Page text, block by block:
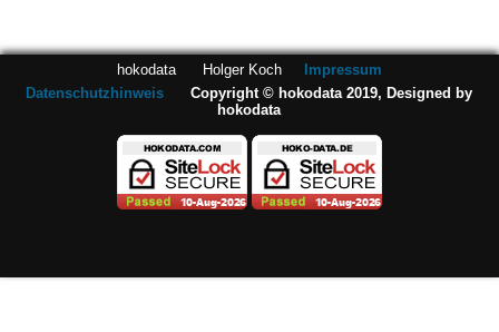
hokodata Holger Koch
Impressum
Datenschutzhinweis
Copyright © hokodata 2019, Designed by
hokodata